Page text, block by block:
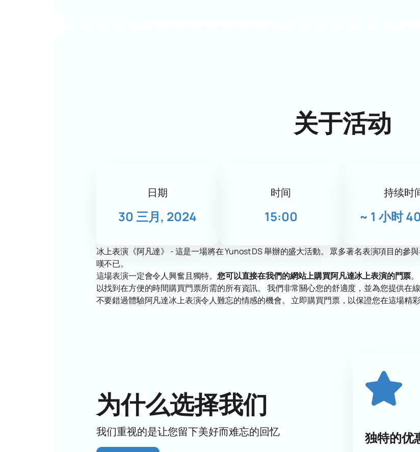
关于活动
日期
30 三月, 2024
时间
15:00
持续时
~ 1 小时
冰上表演《阿凡達》 - 這是一場將在 Yunost DS 舉辦的盛大活動。 眾多著名表演項目的參
嘆不已。
這場表演一定會令人興奮且獨特。您可以直接在我們的網站上購買阿凡達冰上表演的門票
以找到在方便的時間購買門票所需的所有資訊。 我們非常關心您的舒適度，並為您提供在線
不要錯過體驗阿凡達冰上表演令人難忘的情感的機會。 立即購買門票，以保證您在這場精彩
为什么选择我们
我们重视的是让您留下美好而难忘的回忆 独特的优